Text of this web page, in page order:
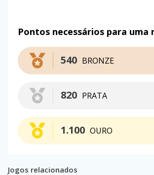
Pontos necessários para uma
BRONZE
540
PRATA
820
OURO
1.100
Jogos relacionados